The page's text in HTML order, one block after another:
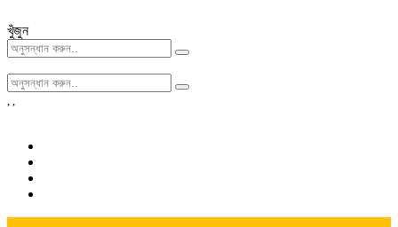
খুঁজুন
, ,